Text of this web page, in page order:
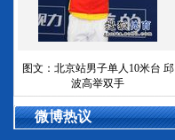
图文：北京站男子单人10米台 邱
波高举双手
微博热议